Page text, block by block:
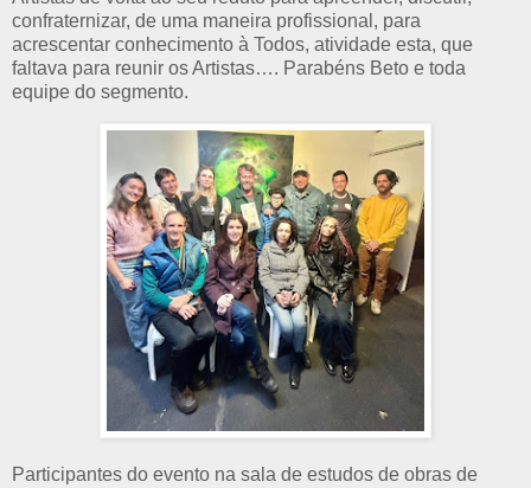
confraternizar, de uma maneira profissional, para
acrescentar conhecimento à Todos, atividade esta, que
faltava para reunir os Artistas…. Parabéns Beto e toda
equipe do segmento.
Participantes do evento na sala de estudos de obras de